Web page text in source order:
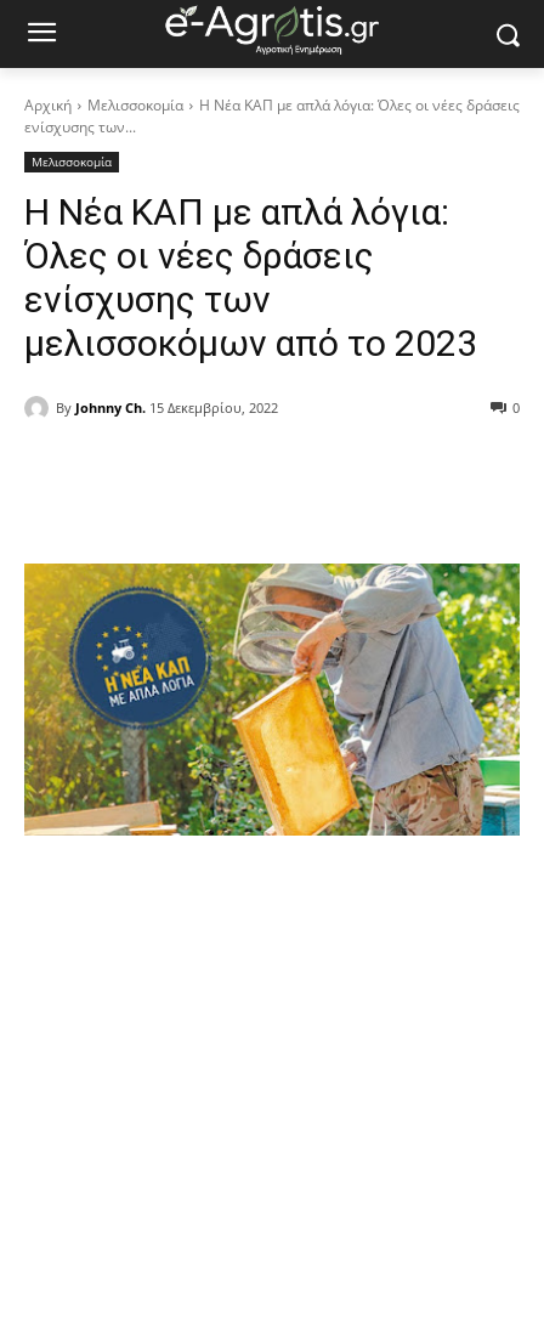
Αρχική Μελισσοκομία
Η Νέα ΚΑΠ με απλά λόγια: Όλες οι νέες δράσεις
ενίσχυσης των...
Μελισσοκομία
Η Νέα ΚΑΠ με απλά λόγια:
Όλες οι νέες δράσεις
ενίσχυσης των
µελισσοκόµων από το 2023
By Johnny Ch. 15 Δεκεμβρίου, 2022 0